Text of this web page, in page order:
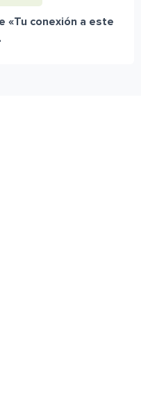
«Tu conexión a este